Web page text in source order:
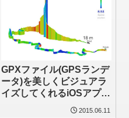
GPXファイル(GPSランデ
ータ)を美しくビジュアラ
イズしてくれるiOSアプリ
2015.06.11